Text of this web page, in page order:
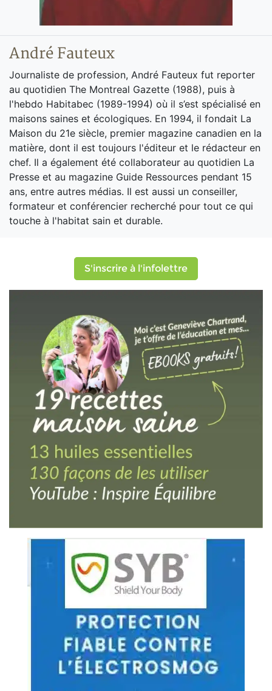
André Fauteux
Journaliste de profession, André Fauteux fut reporter
au quotidien The Montreal Gazette (1988), puis à
l'hebdo Habitabec (1989-1994) où il s’est spécialisé en
maisons saines et écologiques. En 1994, il fondait La
Maison du 21e siècle, premier magazine canadien en la
matière, dont il est toujours l'éditeur et le rédacteur en
chef. Il a également été collaborateur au quotidien La
Presse et au magazine Guide Ressources pendant 15
ans, entre autres médias. Il est aussi un conseiller,
formateur et conférencier recherché pour tout ce qui
touche à l'habitat sain et durable.
S'inscrire à l'infolettre